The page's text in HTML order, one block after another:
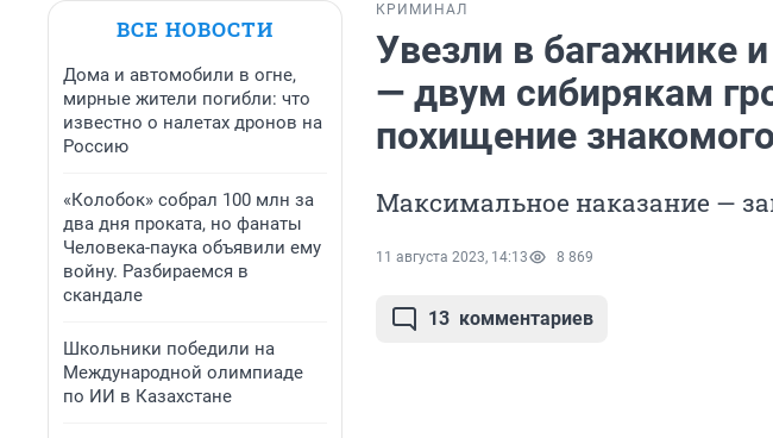
ВСЕ НОВОСТИ
Дома и автомобили в огне,
мирные жители погибли: что
известно о налетах дронов на
Россию
«Колобок» собрал 100 млн за
два дня проката, но фанаты
Человека-паука объявили ему
войну. Разбираемся в
скандале
Школьники победили на
Международной олимпиаде
по ИИ в Казахстане
КРИМИНАЛ
Увезли в багажнике
— двум сибирякам
похищение знакомого
Максимальное наказание —
11 августа 2023, 14:13 8 869
13 комментариев